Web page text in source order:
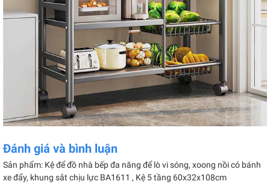
Đánh giá và bình luận
Sản phẩm: Kệ để đồ nhà bếp đa năng để lò vi sóng, xoong nồi có bánh
xe đẩy, khung sắt chịu lực BA1611 , Kệ 5 tầng 60x32x108cm